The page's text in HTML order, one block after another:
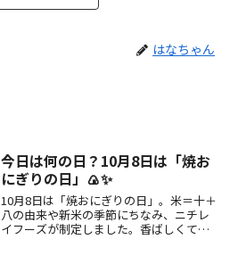
はなちゃん
今日は何の日？10月8日は「焼お
にぎりの日」🍙✨
10月8日は「焼おにぎりの日」。米＝十＋
八の由来や新米の季節にちなみ、ニチレ
イフーズが制定しました。香ばしくて手